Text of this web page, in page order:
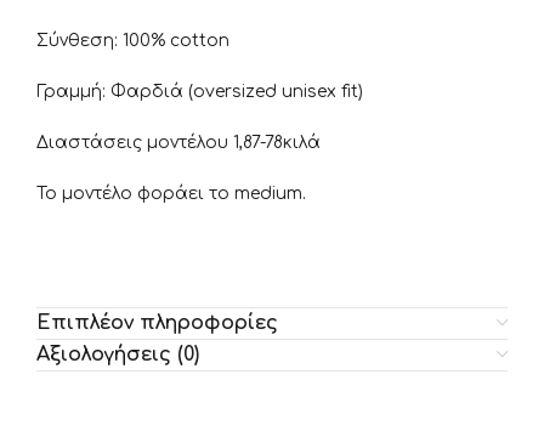
Σύνθεση: 100% cotton
Γραμμή: Φαρδιά (oversized unisex fit)
Διαστάσεις μοντέλου 1,87-78κιλά
Το μοντέλο φοράει το medium.
Επιπλέον πληροφορίες
Αξιολογήσεις (0)